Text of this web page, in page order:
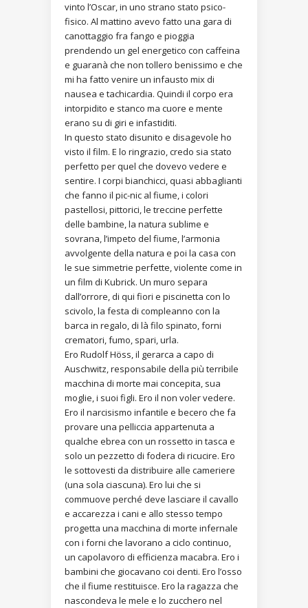
vinto l’Oscar, in uno strano stato psico-
fisico. Al mattino avevo fatto una gara di
canottaggio fra fango e pioggia
prendendo un gel energetico con caffeina
e guaranà che non tollero benissimo e che
mi ha fatto venire un infausto mix di
nausea e tachicardia. Quindi il corpo era
intorpidito e stanco ma cuore e mente
erano su di giri e infastiditi.
In questo stato disunito e disagevole ho
visto il film. E lo ringrazio, credo sia stato
perfetto per quel che dovevo vedere e
sentire. I corpi bianchicci, quasi abbaglianti
che fanno il pic-nic al fiume, i colori
pastellosi, pittorici, le treccine perfette
delle bambine, la natura sublime e
sovrana, l’impeto del fiume, l’armonia
avvolgente della natura e poi la casa con
le sue simmetrie perfette, violente come in
un film di Kubrick. Un muro separa
dall’orrore, di qui fiori e piscinetta con lo
scivolo, la festa di compleanno con la
barca in regalo, di là filo spinato, forni
crematori, fumo, spari, urla.
Ero Rudolf Höss, il gerarca a capo di
Auschwitz, responsabile della più terribile
macchina di morte mai concepita, sua
moglie, i suoi figli. Ero il non voler vedere.
Ero il narcisismo infantile e becero che fa
provare una pelliccia appartenuta a
qualche ebrea con un rossetto in tasca e
solo un pezzetto di fodera di ricucire. Ero
le sottovesti da distribuire alle cameriere
(una sola ciascuna). Ero lui che si
commuove perché deve lasciare il cavallo
e accarezza i cani e allo stesso tempo
progetta una macchina di morte infernale
con i forni che lavorano a ciclo continuo,
un capolavoro di efficienza macabra. Ero i
bambini che giocavano coi denti. Ero l’osso
che il fiume restituisce. Ero la ragazza che
nascondeva le mele e lo zucchero nel